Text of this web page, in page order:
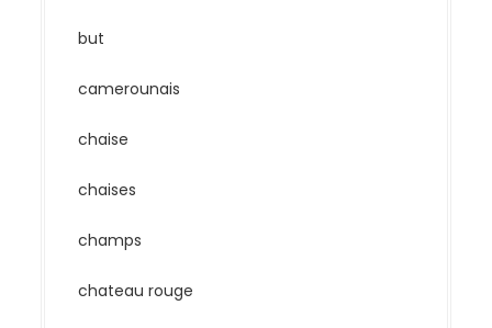
but
camerounais
chaise
chaises
champs
chateau rouge